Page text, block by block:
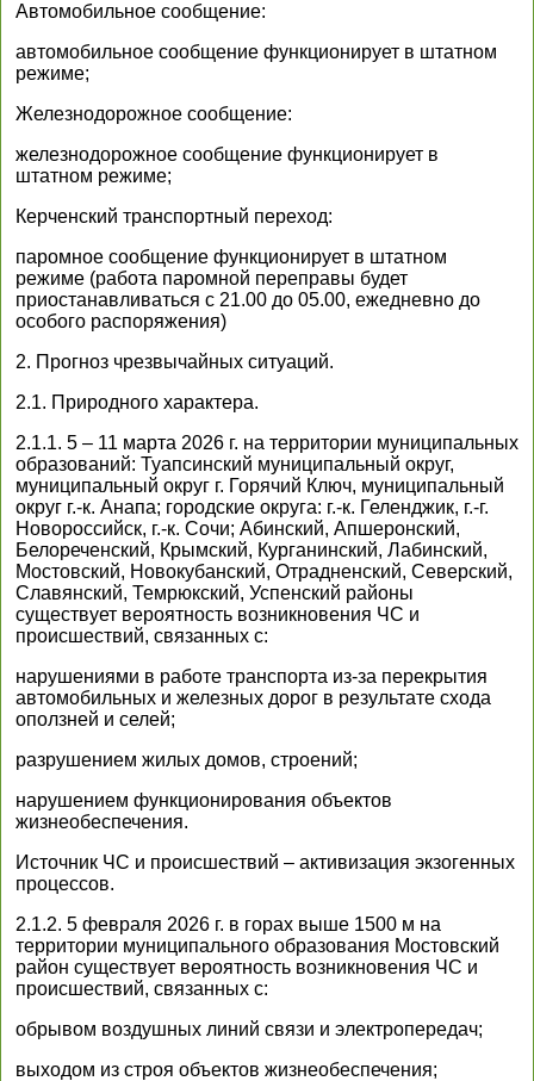
Автомобильное сообщение:
автомобильное сообщение функционирует в штатном
режиме;
Железнодорожное сообщение:
железнодорожное сообщение функционирует в
штатном режиме;
Керченский транспортный переход:
паромное сообщение функционирует в штатном
режиме (работа паромной переправы будет
приостанавливаться с 21.00 до 05.00, ежедневно до
особого распоряжения)
2. Прогноз чрезвычайных ситуаций.
2.1. Природного характера.
2.1.1. 5 – 11 марта 2026 г. на территории муниципальных
образований: Туапсинский муниципальный округ,
муниципальный округ г. Горячий Ключ, муниципальный
округ г.-к. Анапа; городские округа: г.-к. Геленджик, г.-г.
Новороссийск, г.-к. Сочи; Абинский, Апшеронский,
Белореченский, Крымский, Курганинский, Лабинский,
Мостовский, Новокубанский, Отрадненский, Северский,
Славянский, Темрюкский, Успенский районы
существует вероятность возникновения ЧС и
происшествий, связанных с:
нарушениями в работе транспорта из-за перекрытия
автомобильных и железных дорог в результате схода
оползней и селей;
разрушением жилых домов, строений;
нарушением функционирования объектов
жизнеобеспечения.
Источник ЧС и происшествий – активизация экзогенных
процессов.
2.1.2. 5 февраля 2026 г. в горах выше 1500 м на
территории муниципального образования Мостовский
район существует вероятность возникновения ЧС и
происшествий, связанных с:
обрывом воздушных линий связи и электропередач;
выходом из строя объектов жизнеобеспечения;